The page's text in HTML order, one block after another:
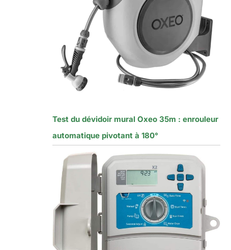
Test du dévidoir mural Oxeo 35m : enrouleur
automatique pivotant à 180°